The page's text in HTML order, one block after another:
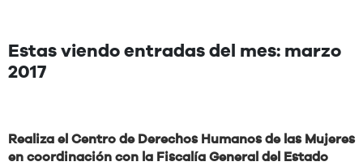
Estas viendo entradas del mes: marzo
2017
Realiza el Centro de Derechos Humanos de las Mujeres
en coordinación con la Fiscalía General del Estado